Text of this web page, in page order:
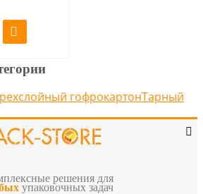
гофрокартонТарный
решения для
упаковочных задач